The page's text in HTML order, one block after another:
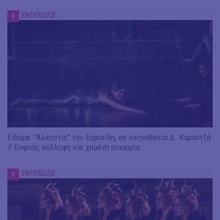
# ΕΝΤΥΠΩΣΕΙΣ
Είδαμε: "Άλκηστις" του Ευριπίδη, σε σκηνοθεσία Δ. Καραντζά
// Ευφυής σύλληψη και χαμένη ευκαιρία
# ΕΝΤΥΠΩΣΕΙΣ